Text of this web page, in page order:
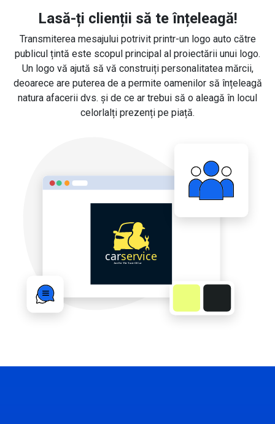
Lasă-ți clienții să te înțeleagă!
Transmiterea mesajului potrivit printr-un logo auto către
publicul țintă este scopul principal al proiectării unui logo.
Un logo vă ajută să vă construiți personalitatea mărcii,
deoarece are puterea de a permite oamenilor să înțeleagă
natura afacerii dvs. și de ce ar trebui să o aleagă în locul
celorlalți prezenți pe piață.